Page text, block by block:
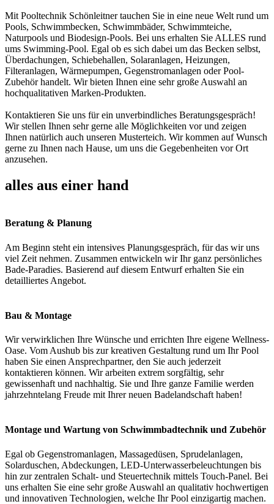
Mit Pooltechnik Schönleitner tauchen Sie in eine neue Welt rund um
Pools, Schwimmbecken, Schwimmbäder, Schwimmteiche,
Naturpools und Biodesign-Pools. Bei uns erhalten Sie ALLES rund
ums Swimming-Pool. Egal ob es sich dabei um das Becken selbst,
Überdachungen, Schiebehallen, Solaranlagen, Heizungen,
Filteranlagen, Wärmepumpen, Gegenstromanlagen oder Pool-
Zubehör handelt. Wir bieten Ihnen eine sehr große Auswahl an
hochqualitativen Marken-Produkten.
Kontaktieren Sie uns für ein unverbindliches Beratungsgespräch!
Wir stellen Ihnen sehr gerne alle Möglichkeiten vor und zeigen
Ihnen natürlich auch unseren Musterteich. Wir kommen auf Wunsch
gerne zu Ihnen nach Hause, um uns die Gegebenheiten vor Ort
anzusehen.
alles aus einer hand
Beratung & Planung
Am Beginn steht ein intensives Planungsgespräch, für das wir uns
viel Zeit nehmen. Zusammen entwickeln wir Ihr ganz persönliches
Bade-Paradies. Basierend auf diesem Entwurf erhalten Sie ein
detailliertes Angebot.
Bau & Montage
Wir verwirklichen Ihre Wünsche und errichten Ihre eigene Wellness-
Oase. Vom Aushub bis zur kreativen Gestaltung rund um Ihr Pool
haben Sie einen Ansprechpartner, den Sie auch jederzeit
kontaktieren können. Wir arbeiten extrem sorgfältig, sehr
gewissenhaft und nachhaltig. Sie und Ihre ganze Familie werden
jahrzehntelang Freude mit Ihrer neuen Badelandschaft haben!
Montage und Wartung von Schwimmbadtechnik und Zubehör
Egal ob Gegenstromanlagen, Massagedüsen, Sprudelanlagen,
Solarduschen, Abdeckungen, LED-Unterwasserbeleuchtungen bis
hin zur zentralen Schalt- und Steuertechnik mittels Touch-Panel. Bei
uns erhalten Sie eine sehr große Auswahl an qualitativ hochwertigen
und innovativen Technologien, welche Ihr Pool einzigartig machen.